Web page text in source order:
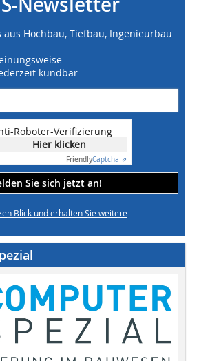
aus Hochbau, Tiefbau, Ingenieurbau
kündbar
Roboter-Verifizierung
Hier klicken
FriendlyCaptcha ⇗
Sie sich jetzt an!
Blick und erhalten Sie weitere